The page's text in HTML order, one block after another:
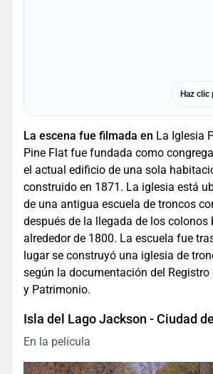
Haz clic
La escena fue filmada en La Iglesia
Pine Flat fue fundada como
el actual edificio de una sola
construido en 1871. La iglesia está
de una antigua escuela de troncos
después de la llegada de los colonos
alrededor de 1800. La escuela fue
lugar se construyó una iglesia de
según la documentación del
y Patrimonio.
Isla del Lago Jackson - Ciudad
En la película